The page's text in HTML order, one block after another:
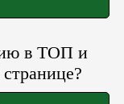
в ТОП и